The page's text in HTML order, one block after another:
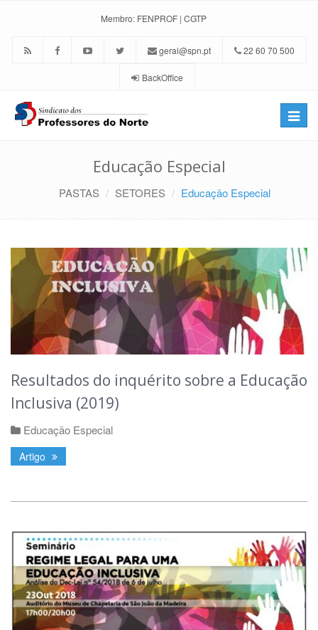
Membro: FENPROF | CGTP
geral@spn.pt 22 60 70 500
BackOffice
Toggle
Educação Especial
PASTAS SETORES Educação Especial
Resultados do inquérito sobre a Educação
Inclusiva (2019)
Educação Especial
Artigo